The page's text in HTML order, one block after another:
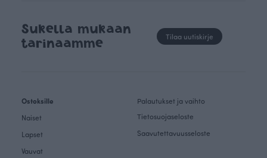
Sukella mukaan
tarinaamme
Tilaa uutiskirje
Ostoksille
Naiset
Lapset
Vauvat
Palautukset ja vaihto
Tietosuojaseloste
Saavutettavuusseloste